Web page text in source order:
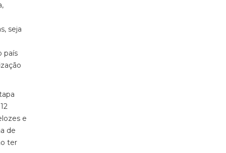
seja
país
e
de
ter